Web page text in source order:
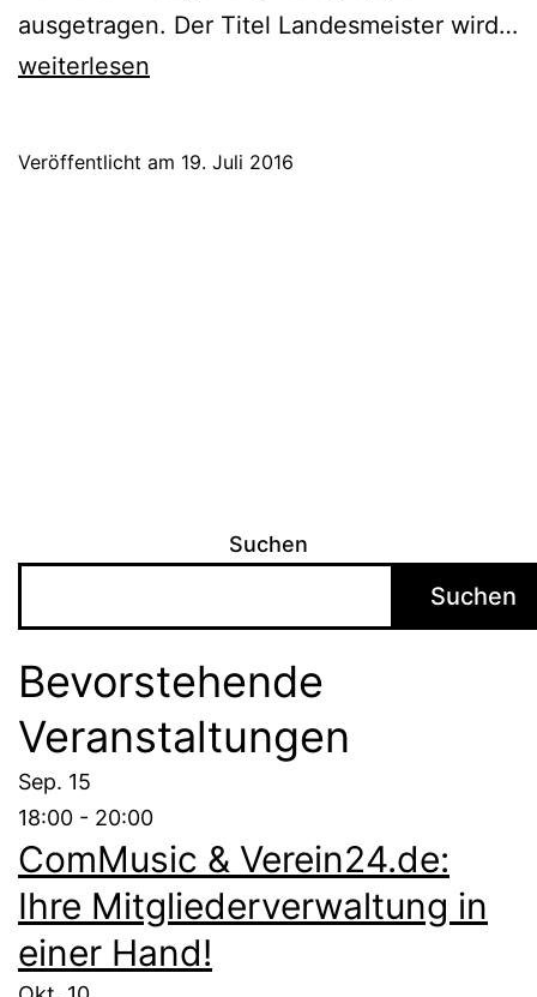
ausgetragen. Der Titel Landesmeister wird…
Landesmusiktag
weiterlesen
Veröffentlicht am 19. Juli 2016
Suchen
Suchen
Bevorstehende
Veranstaltungen
Sep. 15
18:00 - 20:00
ComMusic & Verein24.de:
Ihre Mitgliederverwaltung in
einer Hand!